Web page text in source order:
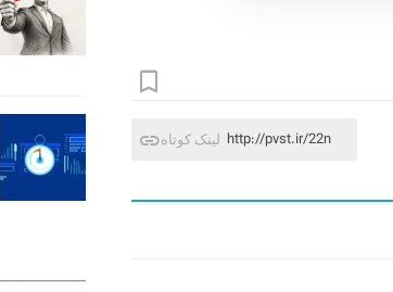
لینک کوتاه http://pvst.ir/22n